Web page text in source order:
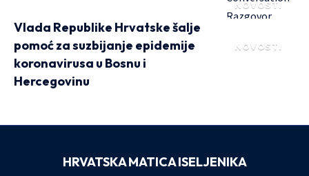
NOVOSTI
NOVOSTI
Vlada Republike Hrvatske šalje
pomoć za suzbijanje epidemije
koronavirusa u Bosnu i
Hercegovinu
HRVATSKA MATICA ISELJENIKA